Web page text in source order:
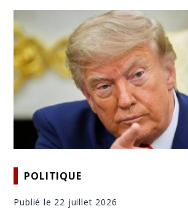
POLITIQUE
Publié le 22 juillet 2026